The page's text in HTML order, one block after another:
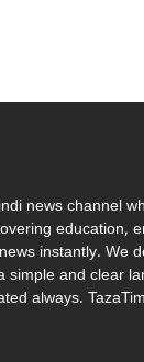
news channel
education,
instantly. We
simple and clear
always.